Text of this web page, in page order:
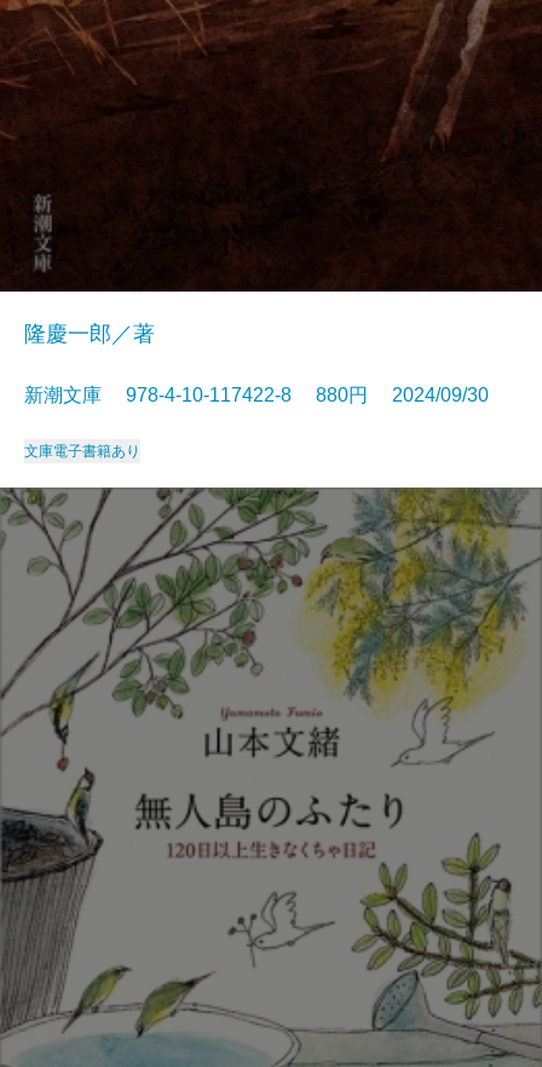
隆慶一郎／著
新潮文庫 978-4-10-117422-8 880円 2024/09/30
文庫電子書籍あり